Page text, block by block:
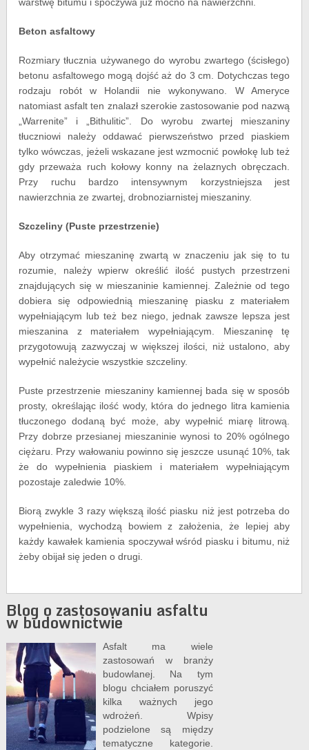
Beton asfaltowy
Rozmiary tłucznia używanego do wyrobu zwartego (ścisłego)
betonu asfaltowego mogą dojść aż do 3 cm. Dotychczas tego
rodzaju robót w Holandii nie wykonywano. W Ameryce
natomiast asfalt ten znalazł szerokie zastosowanie pod nazwą
„Warrenite” i „Bithulitic”. Do wyrobu zwartej mieszaniny
tłuczniowi należy oddawać pierwszeństwo przed piaskiem
tylko wówczas, jeżeli wskazane jest wzmocnić powłokę lub też
gdy przeważa ruch kołowy konny na żelaznych obręczach.
Przy ruchu bardzo intensywnym korzystniejsza jest
nawierzchnia ze zwartej, drobnoziarnistej mieszaniny.
Szczeliny (Puste przestrzenie)
Aby otrzymać mieszaninę zwartą w znaczeniu jak się to tu
rozumie, należy wpierw określić ilość pustych przestrzeni
znajdujących się w mieszaninie kamiennej. Zależnie od tego
dobiera się odpowiednią mieszaninę piasku z materiałem
wypełniającym lub też bez niego, jednak zawsze lepsza jest
mieszanina z materiałem wypełniającym. Mieszaninę tę
przygotowują zazwyczaj w większej ilości, niż ustalono, aby
wypełnić należycie wszystkie szczeliny.
Puste przestrzenie mieszaniny kamiennej bada się w sposób
prosty, określając ilość wody, która do jednego litra kamienia
tłuczonego dodaną być może, aby wypełnić miarę litrową.
Przy dobrze przesianej mieszaninie wynosi to 20% ogólnego
ciężaru. Przy wałowaniu powinno się jeszcze usunąć 10%, tak
że do wypełnienia piaskiem i materiałem wypełniającym
pozostaje zaledwie 10%.
Biorą zwykle 3 razy większą ilość piasku niż jest potrzeba do
wypełnienia, wychodzą bowiem z założenia, że lepiej aby
każdy kawałek kamienia spoczywał wśród piasku i bitumu, niż
żeby obijał się jeden o drugi.
Blog o zastosowaniu asfaltu
w budownictwie
Asfalt ma wiele
zastosowań w branży
budowlanej. Na tym
blogu chciałem poruszyć
kilka ważnych jego
wdrożeń. Wpisy
podzielone są między
tematyczne kategorie.